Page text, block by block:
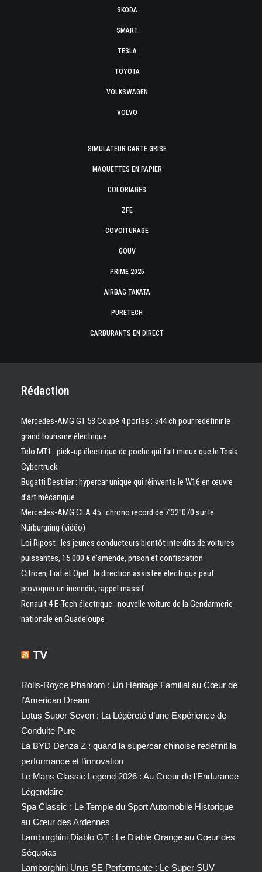
SKODA
SMART
TESLA
TOYOTA
VOLKSWAGEN
VOLVO
SIMULATEUR CARTE GRISE
MAQUETTES EN PAPIER
COLORIAGES
ZFE
COVOITURAGE
GOUV
PRIME 2025
AIRBAG TAKATA
PURETECH
CARBURANTS EN DIRECT
Rédaction
Mercedes-AMG GT 53 Coupé 4 portes : 544 ch pour redéfinir le
grand tourisme électrique
Telo MT1 : pick‑up électrique de poche qui fait mieux que le Tesla
Cybertruck
Bugatti Destrier : hypercar unique qui réinvente le W16 en œuvre
d’art mécanique
Mercedes-AMG CLA 45 : chrono record de 7’32″070 sur le
Nürburgring (vidéo)
Loi Ripost : les jeunes conducteurs bientôt interdits de voitures
puissantes, 15 000 € d’amende, prison et confiscation
Citroën, Fiat et Opel : la direction assistée électrique peut
provoquer un incendie, rappel massif
Renault 4 E-Tech électrique : nouvelle voiture de la Gendarmerie
nationale en Guadeloupe
TV
Rolls-Royce Phantom : Un Héritage Familial au Cœur de
l’American Dream
Lotus Super Seven : La Légèreté d’une Expérience de
Conduite Pure
La BYD Denza Z : quand la supercar chinoise redéfinit la
performance et l’innovation
Le Mans Classic Legend 2026 : Au Coeur de l’Endurance
Légendaire
Spa Classic : Le Temple du Sport Automobile Historique
au Cœur des Ardennes
Lamborghini Diablo GT : Le Diable Orange au Cœur des
Séquoias
Lamborghini Urus SE Performante : Le Super SUV